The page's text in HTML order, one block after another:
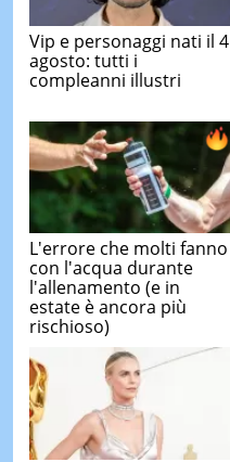
Vip e personaggi nati il 4
agosto: tutti i
compleanni illustri
L'errore che molti fanno
con l'acqua durante
l'allenamento (e in
estate è ancora più
rischioso)